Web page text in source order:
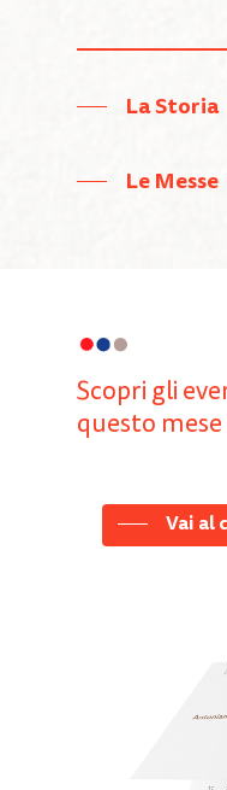
La Storia
Le Messe
Scopri gli
questo mese
Vai al